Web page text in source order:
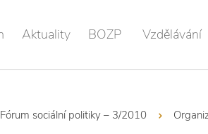
Aktuality BOZP Vzdělávání
Fórum sociální politiky – 3/2010